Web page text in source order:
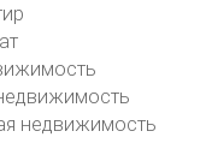
недвижимость